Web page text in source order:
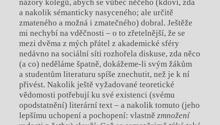
názory kolegů, abych se vůbec něčeho (kdoví, zda
a nakolik sémanticky nasyceného; ale určitě
zmateného a možná i zmatečného) dobral. Ještěže
mi nechybí na vděčnosti – o to zřetelnější, že se
mezi dvěma z mých přátel z akademické sféry
nedávno na sociální síti rozhořela diskuse, zda něco
(a co) neděláme špatně, dokážeme-li svým žákům
a studentům literaturu spíše znechutit, než je k ní
přivést. Nakolik ještě vyžadované teoretické
vědomosti potřebují ku své existenci (svému
opodstatnění) literární text – a nakolik tomuto (jeho
lepšímu uchopení a pochopení: vlastně zmnožení